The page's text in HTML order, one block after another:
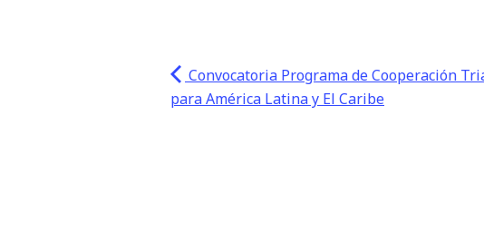
Convocatoria Programa de Cooperación
para América Latina y El Caribe